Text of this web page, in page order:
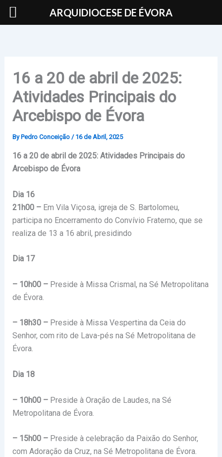
Skip
16 a 20 de abril de 2025:
Atividades Principais do
Arcebispo de Évora
By Pedro Conceição / 16 de Abril, 2025
16 a 20 de abril de 2025: Atividades Principais do
Arcebispo de Évora
Dia 16
21h00 – Em Vila Viçosa, igreja de S. Bartolomeu,
participa no Encerramento do Convívio Fraterno, que se
realiza de 13 a 16 abril, presidindo
Dia 17
– 10h00 –Preside à Missa Crismal, na Sé Metropolitana
de Évora.
– 18h30 –Preside à Missa Vespertina da Ceia do
Senhor, com rito de Lava-pés na Sé Metropolitana de
Évora.
Dia 18
– 10h00 –Preside à Oração de Laudes, na Sé
Metropolitana de Évora.
– 15h00 –Preside à celebração da Paixão do Senhor,
com Adoração da Cruz, na Sé Metropolitana de Évora.
ARQUIDIOCESE DE ÉVORA